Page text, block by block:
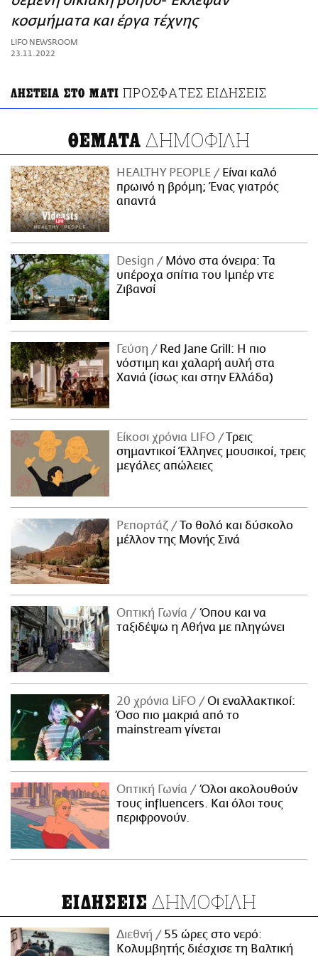
ΑΜΠΑ
PRINT
κοσμήματα και έργα τέχνης
LIFO NEWSROOM
23.11.2022
ΛΗΣΤΕΙΑ ΣΤΟ ΜΑΤΙ ΠΡΟΣΦΑΤΕΣ ΕΙΔΗΣΕΙΣ
ΘΕΜΑΤΑ ΔΗΜΟΦΙΛΗ
HEALTHY PEOPLE
Είναι καλό
πρωινό η βρόμη; Ένας γιατρός
απαντά
Design
Μόνο στα όνειρα: Τα
υπέροχα σπίτια του Ιμπέρ ντε
Ζιβανσί
Γεύση
Red Jane Grill: Η πιο
νόστιμη και χαλαρή αυλή στα
Χανιά (ίσως και στην Ελλάδα)
Είκοσι χρόνια LIFO
Tρεις
σημαντικοί Έλληνες μουσικοί, τρεις
μεγάλες απώλειες
Ρεπορτάζ
Το θολό και δύσκολο
μέλλον της Μονής Σινά
Οπτική Γωνία
Όπου και να
ταξιδέψω η Αθήνα με πληγώνει
20 χρόνια LiFO
Οι εναλλακτικοί:
Όσο πιο μακριά από το
mainstream γίνεται
Οπτική Γωνία
Όλοι ακολουθούν
τους influencers. Και όλοι τους
περιφρονούν.
ΕΙΔΗΣΕΙΣ ΔΗΜΟΦΙΛΗ
Διεθνή
55 ώρες στο νερό:
Κολυμβητής διέσχισε τη Βαλτική